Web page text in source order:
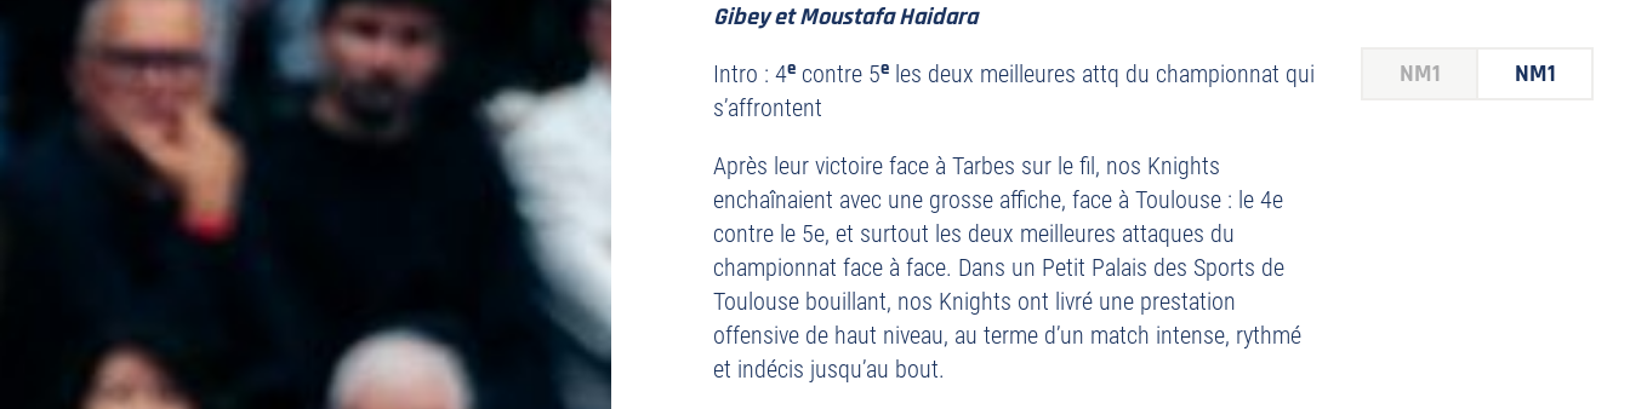
Gibey et Moustafa Haidara
Intro : 4e contre 5e les deux meilleures attq du championnat qui
s’affrontent
Après leur victoire face à Tarbes sur le fil, nos Knights
enchaînaient avec une grosse affiche, face à Toulouse : le 4e
contre le 5e, et surtout les deux meilleures attaques du
championnat face à face. Dans un Petit Palais des Sports de
Toulouse bouillant, nos Knights ont livré une prestation
offensive de haut niveau, au terme d’un match intense, rythmé
et indécis jusqu’au bout.
NM1 NM1